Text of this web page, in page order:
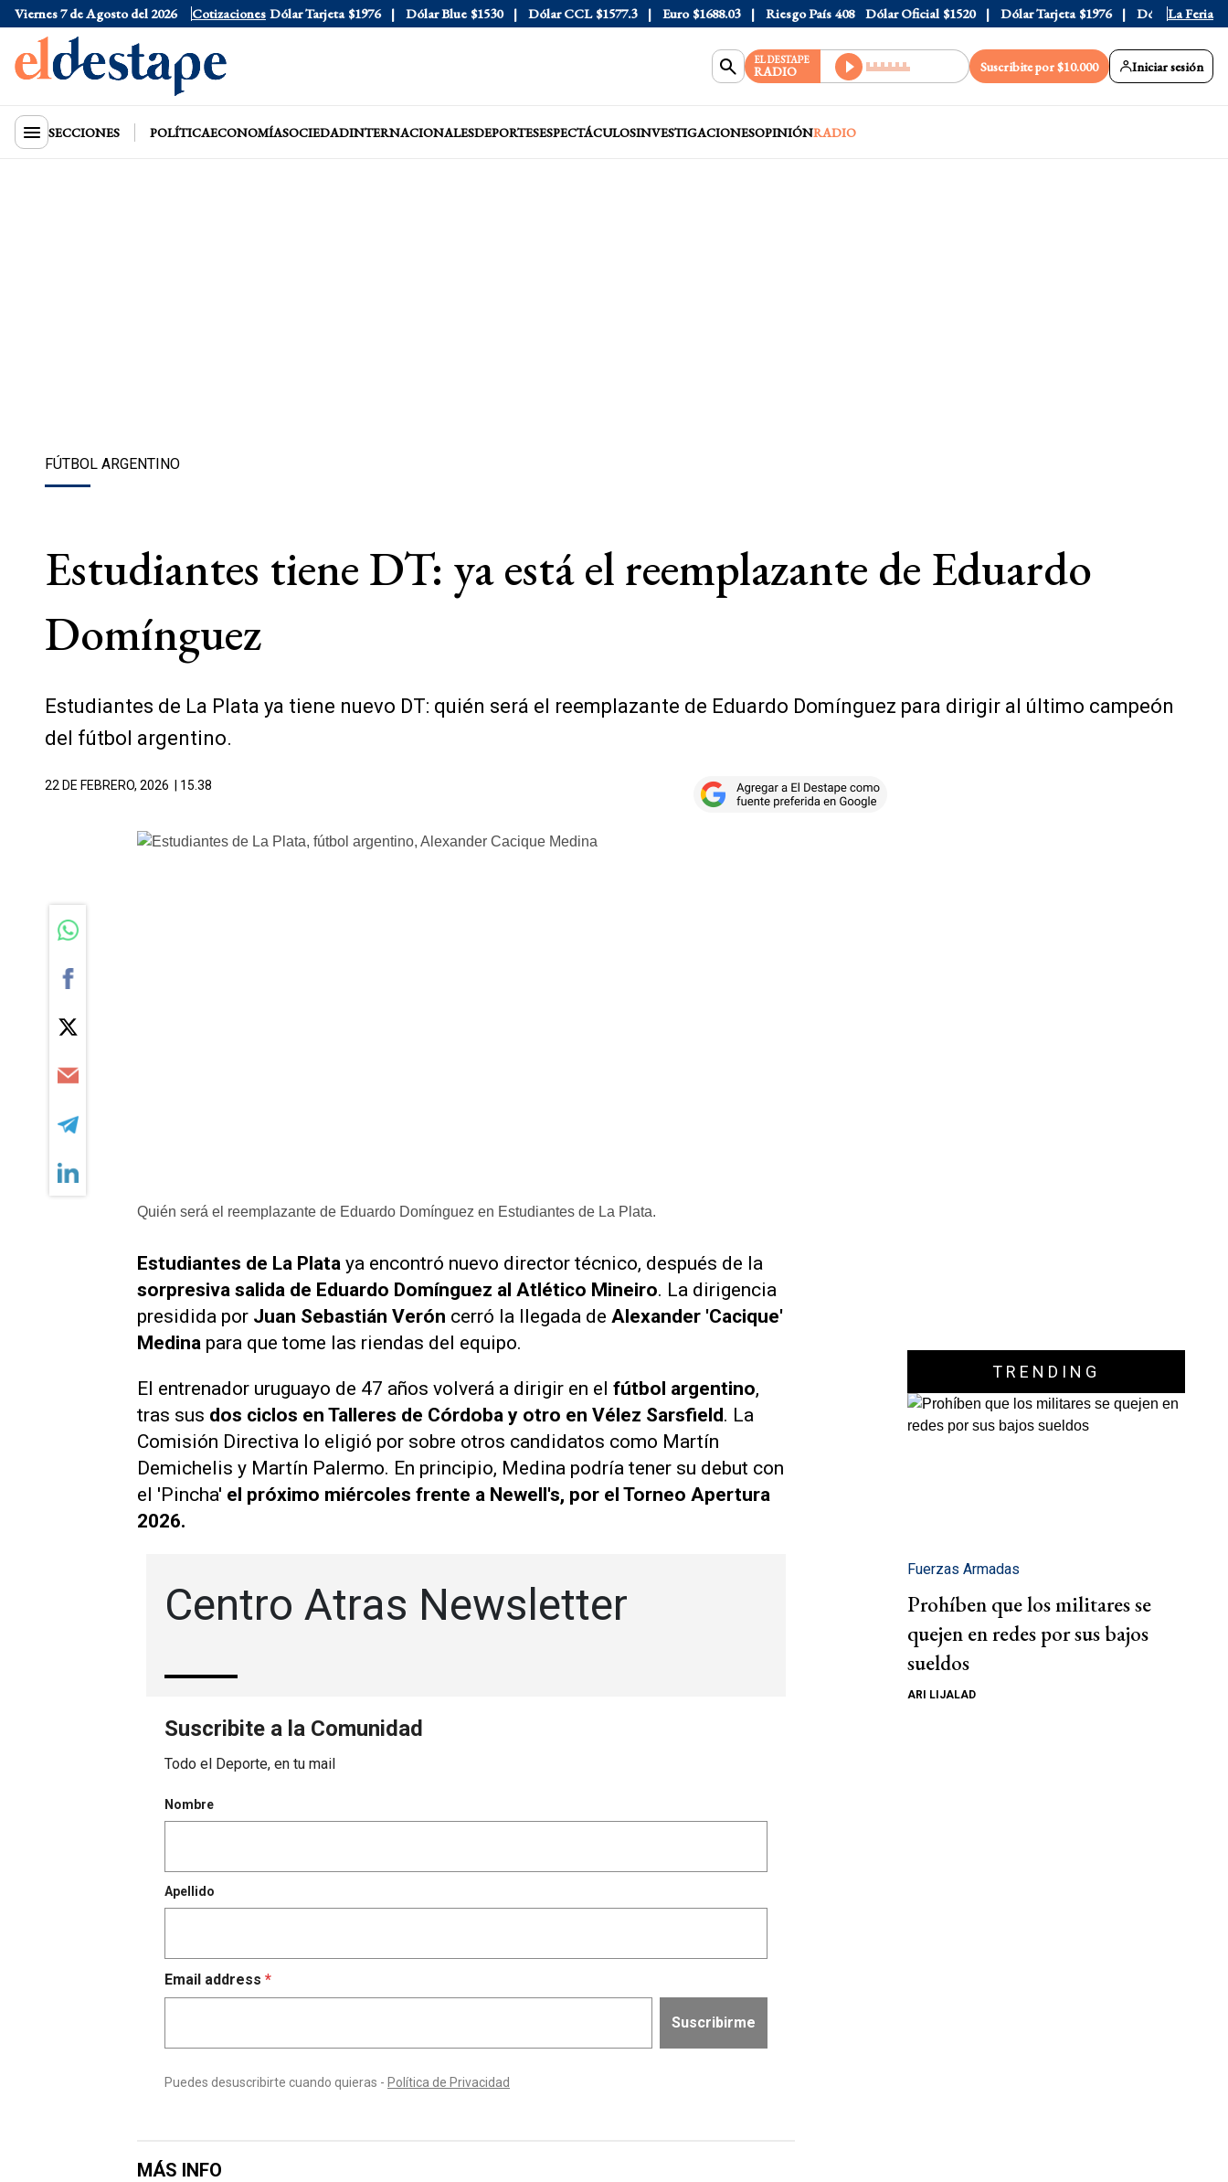
Viernes 7 de Agosto del 2026 Cotizaciones
Dólar Oficial $1520 Dólar Tarjeta $1976 Dólar Blue $1530 Dólar CCL $1577.3 Euro $1688.03 Riesgo País 408 Dólar Oficial $1520 Dólar Tarjeta $1976 Dólar Blue $1530
La Feria
EL DESTAPE
RADIO Suscribite por $10.000 Iniciar sesión
SECCIONES POLÍTICAECONOMÍASOCIEDADINTERNACIONALESDEPORTESESPECTÁCULOSINVESTIGACIONESOPINIÓNRADIO
FÚTBOL ARGENTINO
Estudiantes tiene DT: ya está el reemplazante de Eduardo
Domínguez
Estudiantes de La Plata ya tiene nuevo DT: quién será el reemplazante de Eduardo Domínguez para dirigir al último campeón
del fútbol argentino.
22 DE FEBRERO, 2026 | 15.38
Quién será el reemplazante de Eduardo Domínguez en Estudiantes de La Plata.
Estudiantes de La Plata ya encontró nuevo director técnico, después de la
sorpresiva salida de Eduardo Domínguez al Atlético Mineiro. La dirigencia
presidida por Juan Sebastián Verón cerró la llegada de Alexander 'Cacique'
Medina para que tome las riendas del equipo.
El entrenador uruguayo de 47 años volverá a dirigir en el fútbol argentino,
tras sus dos ciclos en Talleres de Córdoba y otro en Vélez Sarsfield. La
Comisión Directiva lo eligió por sobre otros candidatos como Martín
Demichelis y Martín Palermo. En principio, Medina podría tener su debut con
el 'Pincha' el próximo miércoles frente a Newell's, por el Torneo Apertura
2026.
MÁS INFO
TRENDING
Fuerzas Armadas
Prohíben que los militares se
quejen en redes por sus bajos
sueldos
ARI LIJALAD